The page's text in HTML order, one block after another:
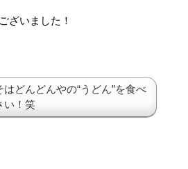
ざいました！
はどんどんやの“うどん”を食べ
い！笑